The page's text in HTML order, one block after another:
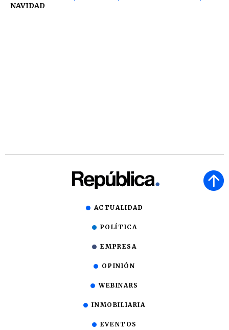
NAVIDAD
ACTUALIDAD
POLÍTICA
EMPRESA
OPINIÓN
WEBINARS
INMOBILIARIA
EVENTOS